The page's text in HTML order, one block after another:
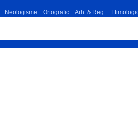
Neologisme Ortografic Arh. & Reg.